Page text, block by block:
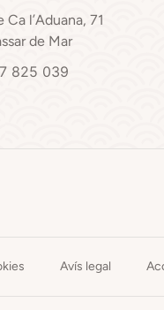
Ca l’Aduana, 71
de Mar
825 039
Avís legal